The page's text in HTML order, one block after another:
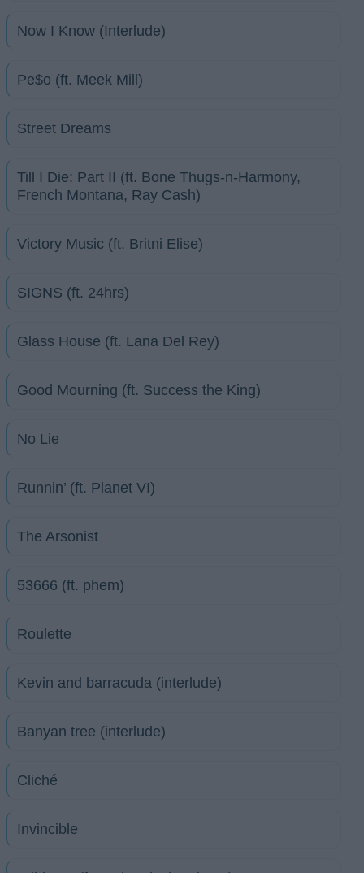
Now I Know (Interlude)
Pe$o (ft. Meek Mill)
Street Dreams
Till I Die: Part II (ft. Bone Thugs-n-Harmony,
French Montana, Ray Cash)
Victory Music (ft. Britni Elise)
SIGNS (ft. 24hrs)
Glass House (ft. Lana Del Rey)
Good Mourning (ft. Success the King)
No Lie
Runnin’ (ft. Planet VI)
The Arsonist
53666 (ft. ​phem)
Roulette
Kevin and barracuda (interlude)
Banyan tree (interlude)
Cliché
Invincible